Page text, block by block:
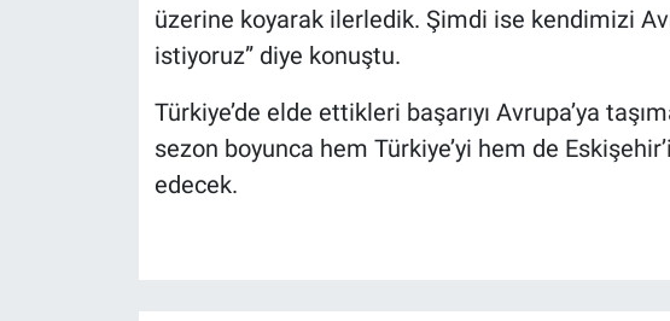
üzerine koyarak ilerledik. Şimdi ise kendimizi
istiyoruz” diye konuştu.
Türkiye’de elde ettikleri başarıyı Avrupa’ya
sezon boyunca hem Türkiye’yi hem de
edecek.